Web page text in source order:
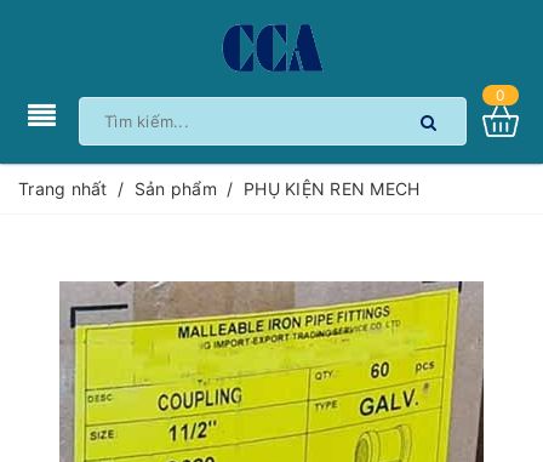
0
Trang nhất / Sản phẩm / PHỤ KIỆN REN MECH